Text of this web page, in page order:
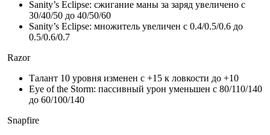
Sanity’s Eclipse: сжигание маны за заряд увеличено с
30/40/50 до 40/50/60
Sanity’s Eclipse: множитель увеличен с 0.4/0.5/0.6 до
0.5/0.6/0.7
Razor
Талант 10 уровня изменен с +15 к ловкости до +10
Eye of the Storm: пассивный урон уменьшен с 80/110/140
до 60/100/140
Snapfire